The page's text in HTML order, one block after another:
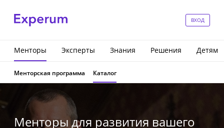
ВХОД
Менторы Эксперты Знания Решения Детям
Менторская программа Каталог
Менторы для развития вашего